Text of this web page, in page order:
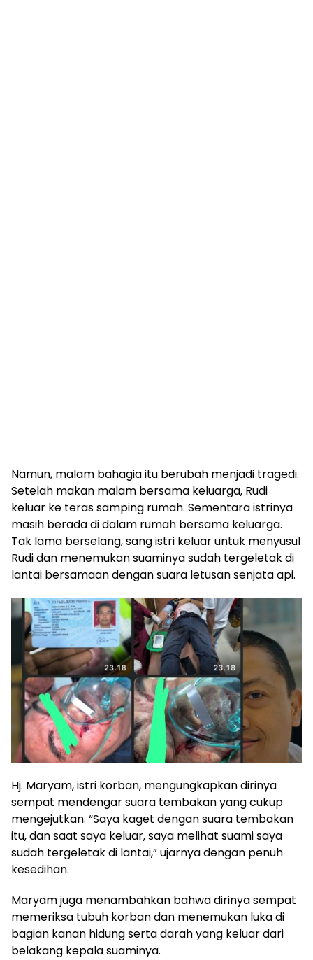
Namun, malam bahagia itu berubah menjadi tragedi.
Setelah makan malam bersama keluarga, Rudi
keluar ke teras samping rumah. Sementara istrinya
masih berada di dalam rumah bersama keluarga.
Tak lama berselang, sang istri keluar untuk menyusul
Rudi dan menemukan suaminya sudah tergeletak di
lantai bersamaan dengan suara letusan senjata api.
Hj. Maryam, istri korban, mengungkapkan dirinya
sempat mendengar suara tembakan yang cukup
mengejutkan. “Saya kaget dengan suara tembakan
itu, dan saat saya keluar, saya melihat suami saya
sudah tergeletak di lantai,” ujarnya dengan penuh
kesedihan.
Maryam juga menambahkan bahwa dirinya sempat
memeriksa tubuh korban dan menemukan luka di
bagian kanan hidung serta darah yang keluar dari
belakang kepala suaminya.